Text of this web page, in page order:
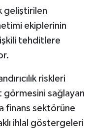
geliştirilen
ekiplerinin
tehditlere
riskleri
görmesini sağlayan
finans sektörüne
ihlal göstergeleri